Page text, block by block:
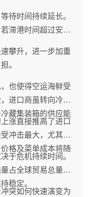
待时间持续延长。
滞港时间超过安全
攀升，进一步加重
。
也使得空运海鲜受
进口商虽转向冷冻
藏集装箱的供应能
涨直接推高了进口
冲击最大，尤其是
格及菜单成本将随
于危机持续时间。
占全球贸易总量比
稳定。
突如何快速演变为